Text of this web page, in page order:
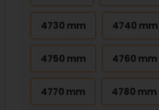
4730 mm 4740 mm
4750 mm 4760 mm
4770 mm 4780 mm